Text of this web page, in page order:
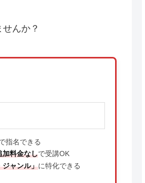
んか？
指名できる
加料金なしで受講OK
ジャンル」に特化できる